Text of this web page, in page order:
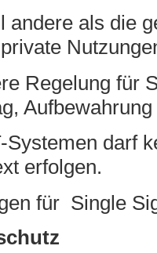
andere als die
Regelung für
Systemen darf
erfolgen.
für Single